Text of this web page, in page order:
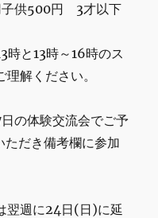
子供500円 3才以下
時と13時～16時のス
解ください。
の体験交流会でご予
ただき備考欄に参加
翌週に24日(日)に延